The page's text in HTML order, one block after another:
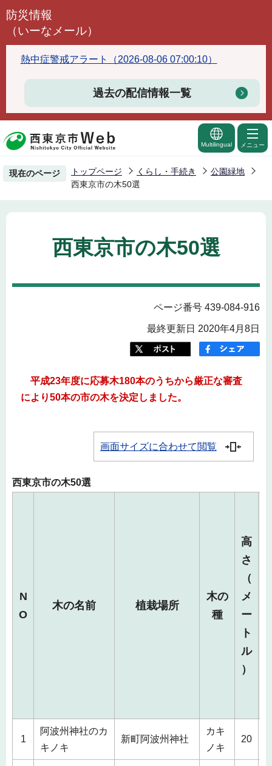
こ
頭
で
防災情報
（いーなメール）
熱中症警戒アラート（2026-08-06 07:00:10）
過去の配信情報一覧
Multilingual メニュー
現在のページ トップページ くらし・手続き
公園緑地
西東京市の木50選
西東京市の木50選
ページ番号 439-084-916
最終更新日 2020年4月8日
平成23年度に応募木180本のうちから厳正な審査
により50本の市の木を決定しました。
画面サイズに合わせて閲覧
西東京市の木50選
N
O
木の名前 植栽場所
木の
種
高
さ
（
メ
ー
ト
ル
）
1
阿波州神社のカ
キノキ
新町阿波州神社
カキ
ノキ
20